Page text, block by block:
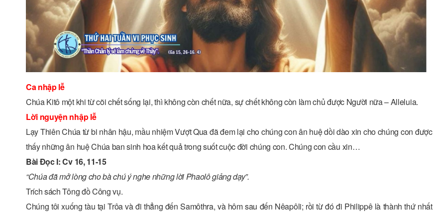
Ca nhập lễ
Chúa Kitô một khi từ cõi chết sống lại, thì không còn chết nữa, sự chết không còn làm chủ được Người nữa – Alleluia.
Lời nguyện nhập lễ
Lạy Thiên Chúa từ bi nhân hậu, mầu nhiệm Vượt Qua đã đem lại cho chúng con ân huệ dồi dào xin cho chúng con được
thấy những ân huệ Chúa ban sinh hoa kết quả trong suốt cuộc đời chúng con. Chúng con cầu xin…
Bài Ðọc I: Cv 16, 11-15
“Chúa đã mở lòng cho bà chú ý nghe những lời Phaolô giảng dạy”.
Trích sách Tông đồ Công vụ.
Chúng tôi xuống tàu tại Trôa và đi thẳng đến Samôthra, và hôm sau đến Nêapôli; rồi từ đó đi Philippê là thành thứ nhất